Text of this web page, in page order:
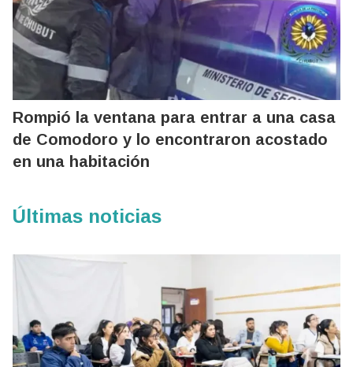
Rompió la ventana para entrar a una casa
de Comodoro y lo encontraron acostado
en una habitación
Últimas noticias